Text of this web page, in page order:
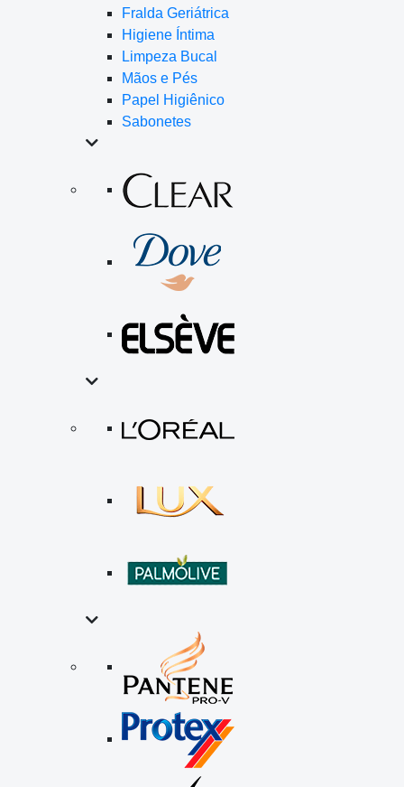
Fralda Geriátrica
Higiene Íntima
Limpeza Bucal
Mãos e Pés
Papel Higiênico
Sabonetes